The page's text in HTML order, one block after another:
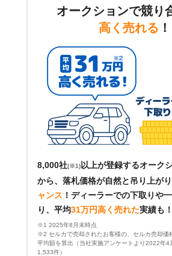
オークションで競り
高く売れる ！
8,000社(※1) 以上が登録するオーク
から、落札価格が自然と吊り上がり
ャンス ！ ディーラーでの下取りや
り、平均31万円高く売れた実績も！
※1 2025年8月末時点
※2 セルカで売却されたお客様の、セルカ売却価
平均額を算出（当社実施アンケートより2022年
1,533件）